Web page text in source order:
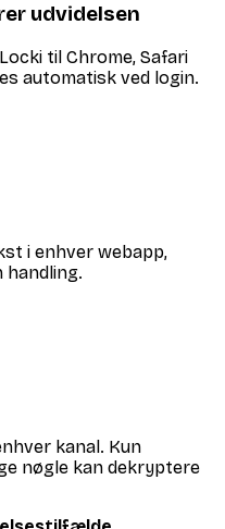
udvidelsen
til Chrome, Safari
automatisk ved login.
i enhver webapp,
handling.
kanal. Kun
nøgle kan dekryptere